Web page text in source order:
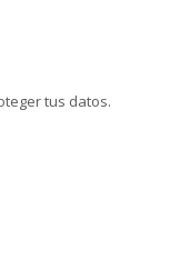
tus datos.